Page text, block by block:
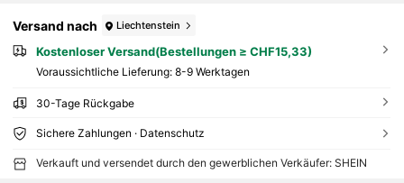
Versand nach Liechtenstein
Kostenloser Versand(Bestellungen ≥ CHF15,33)
Voraussichtliche Lieferung: 8-9 Werktagen
30-Tage Rückgabe
Sichere Zahlungen · Datenschutz
Verkauft und versendet durch den gewerblichen Verkäufer: SHEIN